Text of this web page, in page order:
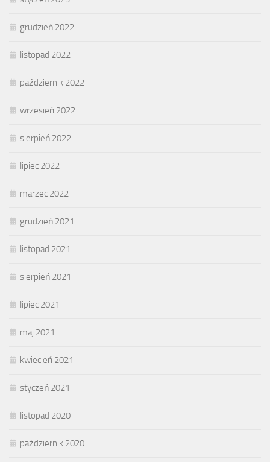
grudzień 2022
listopad 2022
październik 2022
wrzesień 2022
sierpień 2022
lipiec 2022
marzec 2022
grudzień 2021
listopad 2021
sierpień 2021
lipiec 2021
maj 2021
kwiecień 2021
styczeń 2021
listopad 2020
październik 2020